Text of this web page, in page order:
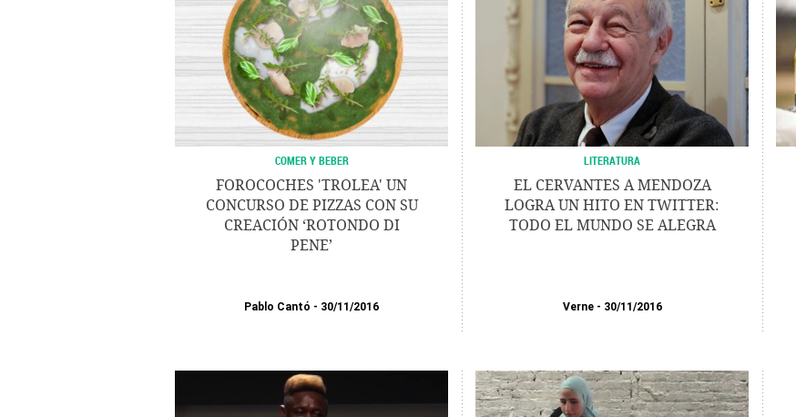
COMER Y BEBER
FOROCOCHES 'TROLEA' UN
CONCURSO DE PIZZAS CON SU
CREACIÓN ‘ROTONDO DI
PENE’
Pablo Cantó 30/11/2016
LITERATURA
EL CERVANTES A MENDOZA
LOGRA UN HITO EN TWITTER:
TODO EL MUNDO SE ALEGRA
Verne 30/11/2016